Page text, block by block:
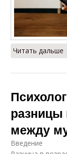
Читать дальше
разницы
между
Введение